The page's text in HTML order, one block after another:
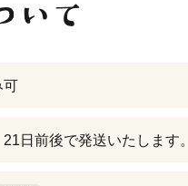
可
日前後で発送いたします。